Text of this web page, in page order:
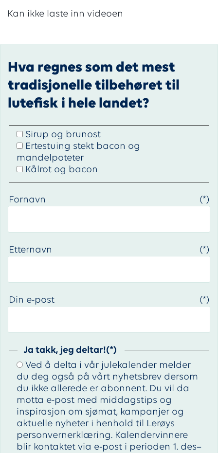
Kan ikke laste inn videoen
Hva regnes som det mest
tradisjonelle tilbehøret til
lutefisk i hele landet?
Sirup og brunost
Ertestuing stekt bacon og
mandelpoteter
Kålrot og bacon
Fornavn
Etternavn
Din e-post
Ja takk, jeg deltar!
Ved å delta i vår julekalender melder
du deg også på vårt nyhetsbrev dersom
du ikke allerede er abonnent. Du vil da
motta e-post med middagstips og
inspirasjon om sjømat, kampanjer og
aktuelle nyheter i henhold til Lerøys
personvernerklæring. Kalendervinnere
blir kontaktet via e-post i perioden 1. des–